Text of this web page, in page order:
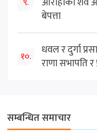
बेपत्ता
१०.
धवल र दुर्गा
राणा सभापति र
सम्बन्धित समाचार